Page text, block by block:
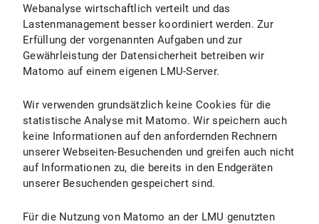
Webanalyse wirtschaftlich verteilt und das
Lastenmanagement besser koordiniert werden. Zur
Erfüllung der vorgenannten Aufgaben und zur
Gewährleistung der Datensicherheit betreiben wir
Matomo auf einem eigenen LMU-Server.
Wir verwenden grundsätzlich keine Cookies für die
statistische Analyse mit Matomo. Wir speichern auch
keine Informationen auf den anfordernden Rechnern
unserer Webseiten-Besuchenden und greifen auch nicht
auf Informationen zu, die bereits in den Endgeräten
unserer Besuchenden gespeichert sind.
Für die Nutzung von Matomo an der LMU genutzten